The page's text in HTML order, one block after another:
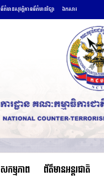
ព័ត៌មានសុវត្ថិភាពព័ត៌មានវិទ្យា ឯកសារ
សកម្មភាព ព័ត៌មានអន្តរជាតិ